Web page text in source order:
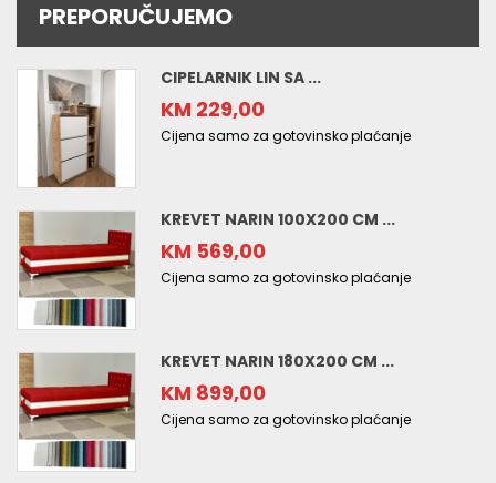
PREPORUČUJEMO
CIPELARNIK LIN SA ...
KM 229,00
Cijena samo za gotovinsko plaćanje
KREVET NARIN 100X200 CM ...
KM 569,00
Cijena samo za gotovinsko plaćanje
KREVET NARIN 180X200 CM ...
KM 899,00
Cijena samo za gotovinsko plaćanje